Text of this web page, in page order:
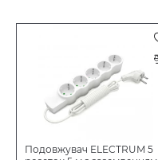
Подовжувач ELECTRUM 5
КІЛЬКІСТЬ РОЗЕТОК
ОСОБЛИВОСТІ